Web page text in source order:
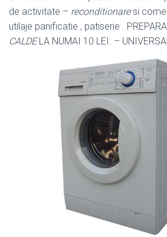
de activitate – reconditionaresi
utilaje panificatie , patiserie .
CALDELA NUMAI 10 LEI. –